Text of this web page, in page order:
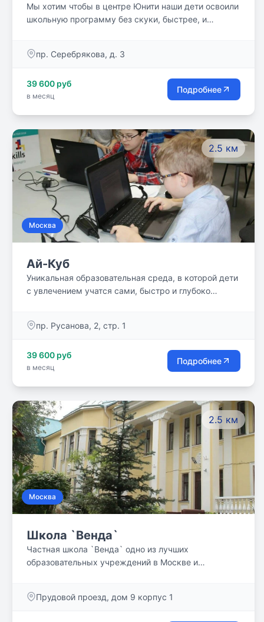
Мы хотим чтобы в центре Юнити наши дети освоили
школьную программу без скуки, быстрее, и
пр. Серебрякова, д. 3
39 600 руб
в месяц
Подробнее
2.5 км
Москва
Ай-Куб
Уникальная образовательная среда, в которой дети
с увлечением учатся сами, быстро и глубоко
пр. Русанова, 2, стр. 1
39 600 руб
в месяц
Подробнее
2.5 км
Москва
Школа `Венда`
Частная школа `Венда` одно из лучших
образовательных учреждений в Москве и
счастливыми, грамотными выпускниками. Самое
Прудовой проезд, дом 9 корпус 1